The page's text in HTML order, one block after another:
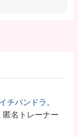
チパンドラ。
匿名トレーナー